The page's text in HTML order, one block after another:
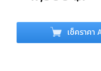
เช็คราคา